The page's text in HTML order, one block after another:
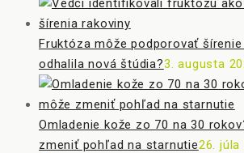
Fruktóza môže podporovať šírenie
odhalila nová štúdia?3. augusta
Omladenie kože zo 70 na 30
zmeniť pohľad na starnutie26. júla